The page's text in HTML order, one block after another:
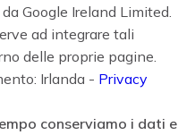
Google Ireland Limited.
ad integrare tali
delle proprie pagine.
Irlanda - Privacy
conserviamo i dati e